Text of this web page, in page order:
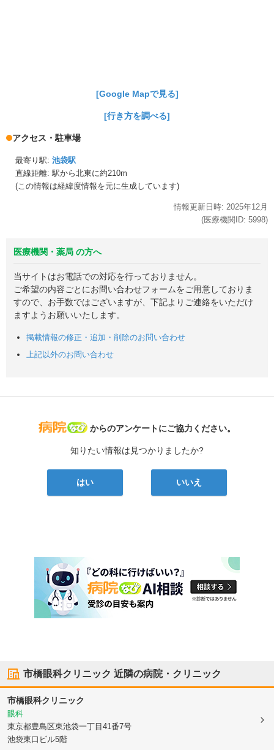
[Google Mapで見る]
[行き方を調べる]
アクセス・駐車場
最寄り駅: 池袋駅
直線距離: 駅から北東に約210m
(この情報は経緯度情報を元に生成しています)
情報更新日時: 2025年12月
(医療機関ID: 5998)
医療機関・薬局 の方へ
当サイトはお電話での対応を行っておりません。
ご希望の内容ごとにお問い合わせフォームをご用意しておりま
すので、お手数ではございますが、下記よりご連絡をいただけ
ますようお願いいたします。
掲載情報の修正・追加・削除のお問い合わせ
上記以外のお問い合わせ
病院なび
からのアンケートにご協力ください。
知りたい情報は見つかりましたか?
はい いいえ
市橋眼科クリニック 近隣の病院・クリニック
市橋眼科クリニック
眼科
東京都豊島区東池袋一丁目41番7号
池袋東口ビル5階